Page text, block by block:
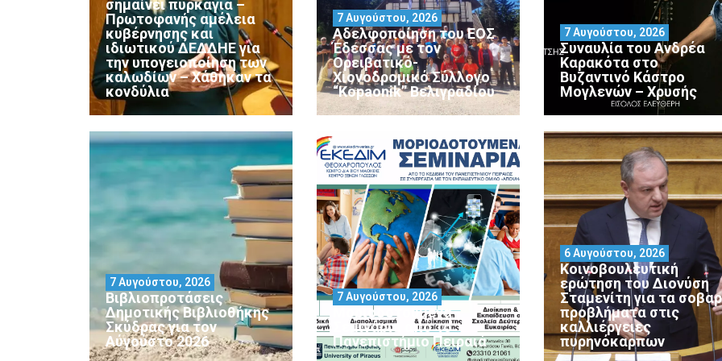
σημαίνει πυρκαγιά –
Πρωτοφανής αμέλεια
κυβέρνησης και
ιδιωτικού ΔΕΔΔΗΕ για
την υπογειοποίηση των
καλωδίων – Χάθηκαν τα
κονδύλια
Αδελφοποίηση του ΕΟΣ
Έδεσσας με τον
Ορειβατικό-
Χιονοδρομικό Σύλλογο
“Kopaonik” Βελιγραδίου
7 Αυγούστου, 2026
Συναυλία του Ανδρέα
Καρακότα στο
Βυζαντινό Κάστρο
Μογλενών – Χρυσής
7 Αυγούστου, 2026
Βιβλιοπροτάσεις
Δημοτικής Βιβλιοθήκης
Σκύδρας για τον
Αύγούστο 2026
7 Αυγούστου, 2026
Μοριοδοτούμενα
Σεμινάρια από το
Πανεπιστήμιο Πειραιά
7 Αυγούστου, 2026
Κοινοβουλευτική
ερώτηση του Διονύση
Σταμενίτη για τα
προβλήματα στις
καλλιέργειες
πυρηνόκαρπων
6 Αυγούστου, 2026